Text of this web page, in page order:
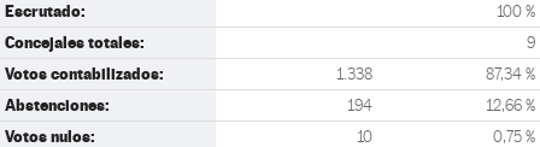
Escrutado: 100 %
Concejales totales: 9
Votos contabilizados: 1.338 87,34 %
Abstenciones: 194 12,66 %
Votos nulos: 10 0,75 %